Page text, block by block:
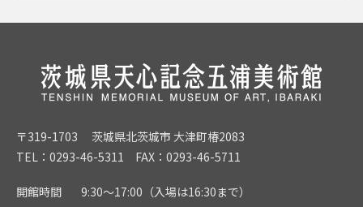
〒319-1703 茨城県北茨城市 大津町椿2083
TEL：0293-46-5311 FAX：0293-46-5711
開館時間
9:30～17:00（入場は16:30まで）